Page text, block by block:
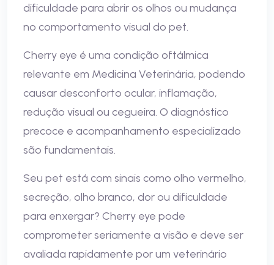
dificuldade para abrir os olhos ou mudança
no comportamento visual do pet.
Cherry eye é uma condição oftálmica
relevante em Medicina Veterinária, podendo
causar desconforto ocular, inflamação,
redução visual ou cegueira. O diagnóstico
precoce e acompanhamento especializado
são fundamentais.
Seu pet está com sinais como olho vermelho,
secreção, olho branco, dor ou dificuldade
para enxergar? Cherry eye pode
comprometer seriamente a visão e deve ser
avaliada rapidamente por um veterinário